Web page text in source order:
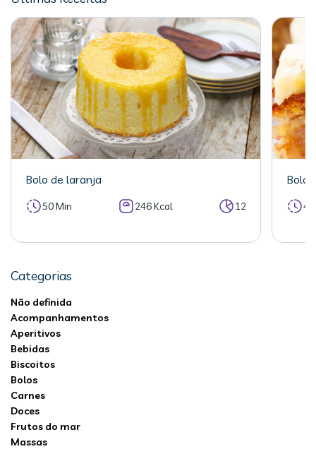
Bolo de laranja
50 Min 246 Kcal 12
Bolo
Categorias
Não definida
Acompanhamentos
Aperitivos
Bebidas
Biscoitos
Bolos
Carnes
Doces
Frutos do mar
Massas